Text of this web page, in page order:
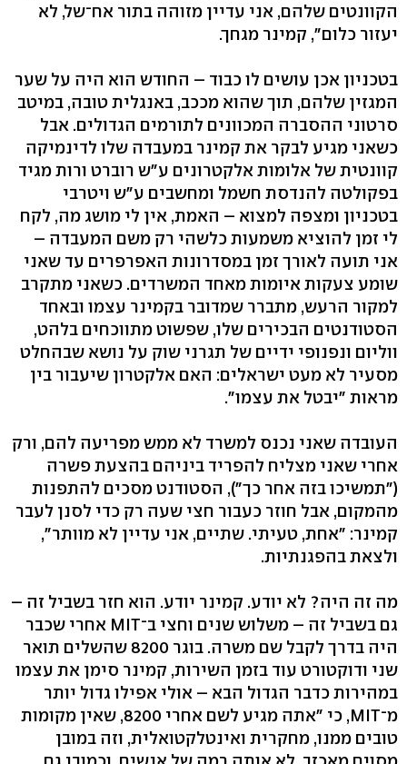
הקוונטים שלהם, אני עדיין מזוהה בתור אח־של, לא
יעזור כלום", קמינר מגחך.
בטכניון אכן עושים לו כבוד – החודש הוא היה על שער
המגזין שלהם, תוך שהוא מככב, באנגלית טובה, במיטב
סרטוני ההסברה המכוונים לתורמים הגדולים. אבל
כשאני מגיע לבקר את קמינר במעבדה שלו לדינמיקה
קוונטית של אלומות אלקטרונים ע"ש רוברט ורות מגיד
בפקולטה להנדסת חשמל ומחשבים ע"ש ויטרבי
בטכניון ומצפה למצוא – האמת, אין לי מושג מה, לקח
לי זמן להוציא משמעות כלשהי רק משם המעבדה –
אני תועה לאורך זמן במסדרונות האפרפרים עד שאני
שומע צעקות איומות מאחד המשרדים. כשאני מתקרב
למקור הרעש, מתברר שמדובר בקמינר עצמו ובאחד
הסטודנטים הבכירים שלו, שפשוט מתווכחים בלהט,
ווליום ונפנופי ידיים של תגרני שוק על נושא שבהחלט
מסעיר לא מעט ישראלים: האם אלקטרון שיעבור בין
מראות "יבטל את עצמו".
העובדה שאני נכנס למשרד לא ממש מפריעה להם, ורק
אחרי שאני מצליח להפריד ביניהם בהצעת פשרה
("תמשיכו בזה אחר כך"), הסטודנט מסכים להתפנות
מהמקום, אבל חוזר כעבור חצי שעה רק כדי לסנן לעבר
קמינר: "אחת, טעיתי. שתיים, אני עדיין לא מוותר",
ולצאת בהפגנתיות.
מה זה היה? לא יודע. קמינר יודע. הוא חזר בשביל זה –
גם בשביל זה – משלוש שנים וחצי ב־MIT אחרי שכבר
היה בדרך לקבל שם משרה. בוגר 8200 שהשלים תואר
שני ודוקטורט עוד בזמן השירות, קמינר סימן את עצמו
במהירות כדבר הגדול הבא – אולי אפילו גדול יותר
מ־MIT, כי "אתה מגיע לשם אחרי 8200, שאין מקומות
טובים ממנו, מחקרית ואינטלקטואלית, וזה במובן